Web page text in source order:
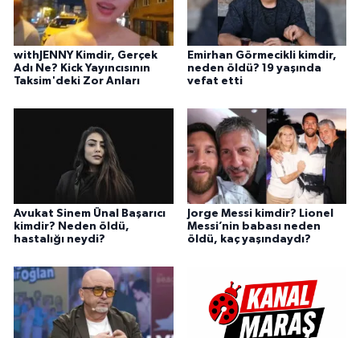
withJENNY Kimdir, Gerçek
Adı Ne? Kick Yayıncısının
Taksim'deki Zor Anları
Emirhan Görmecikli kimdir,
neden öldü? 19 yaşında
vefat etti
Avukat Sinem Ünal Başarıcı
kimdir? Neden öldü,
hastalığı neydi?
Jorge Messi kimdir? Lionel
Messi’nin babası neden
öldü, kaç yaşındaydı?